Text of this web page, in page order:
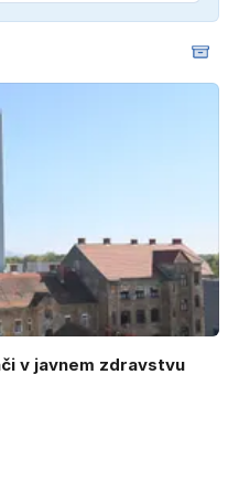
v javnem zdravstvu